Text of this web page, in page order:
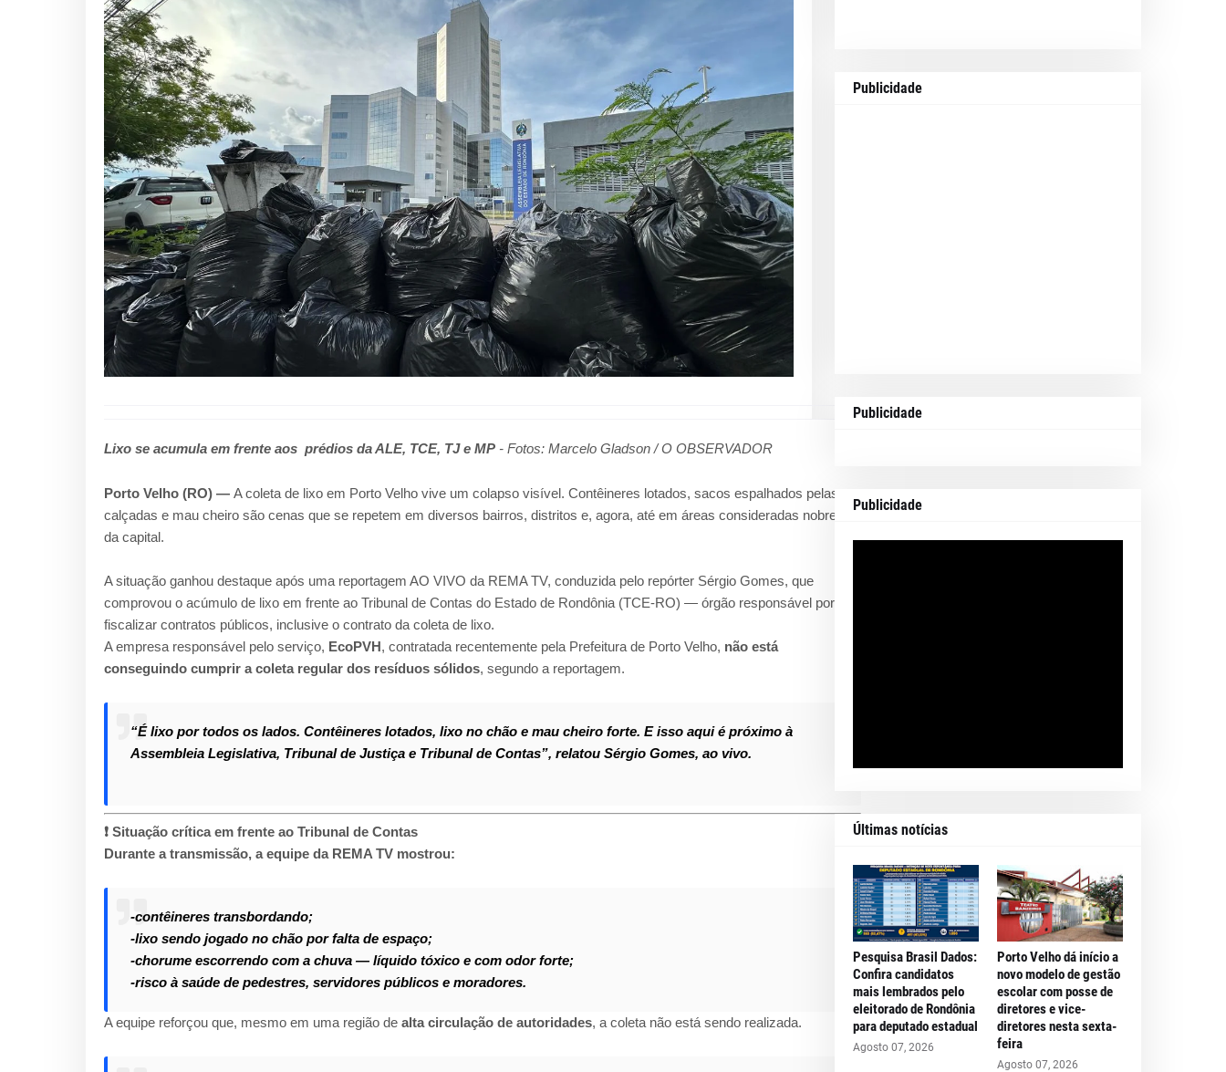
Lixo se acumula em frente aos prédios da ALE, TCE, TJ e MP- Fotos: Marcelo Gladson / O OBSERVADOR
Porto Velho (RO) — A coleta de lixo em Porto Velho vive um colapso visível. Contêineres lotados, sacos espalhados pelas
calçadas e mau cheiro são cenas que se repetem em diversos bairros, distritos e, agora, até em áreas consideradas nobres
da capital.
A situação ganhou destaque após uma reportagem AO VIVO da REMA TV, conduzida pelo repórter Sérgio Gomes, que
comprovou o acúmulo de lixo em frente ao Tribunal de Contas do Estado de Rondônia (TCE-RO) — órgão responsável por
fiscalizar contratos públicos, inclusive o contrato da coleta de lixo.
A empresa responsável pelo serviço, EcoPVH, contratada recentemente pela Prefeitura de Porto Velho, não está
conseguindo cumprir a coleta regular dos resíduos sólidos, segundo a reportagem.
“É lixo por todos os lados. Contêineres lotados, lixo no chão e mau cheiro forte. E isso aqui é próximo à
Assembleia Legislativa, Tribunal de Justiça e Tribunal de Contas”, relatou Sérgio Gomes, ao vivo.
❗ Situação crítica em frente ao Tribunal de Contas
Durante a transmissão, a equipe da REMA TV mostrou:
-contêineres transbordando;
-lixo sendo jogado no chão por falta de espaço;
-chorume escorrendo com a chuva — líquido tóxico e com odor forte;
-risco à saúde de pedestres, servidores públicos e moradores.
A equipe reforçou que, mesmo em uma região de alta circulação de autoridades, a coleta não está sendo realizada.
Publicidade
Publicidade
Publicidade
Últimas notícias
Pesquisa Brasil Dados:
Confira candidatos
mais lembrados pelo
eleitorado de Rondônia
para deputado estadual
Agosto 07, 2026
Porto Velho dá início a
novo modelo de gestão
escolar com posse de
diretores e vice-
diretores nesta sexta-
feira
Agosto 07, 2026